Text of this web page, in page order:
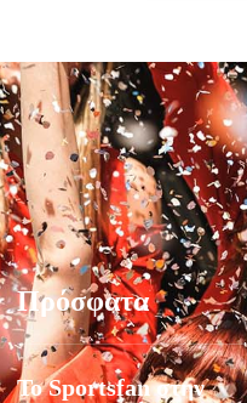
Πρόσφατα
Το Sportsfan στην